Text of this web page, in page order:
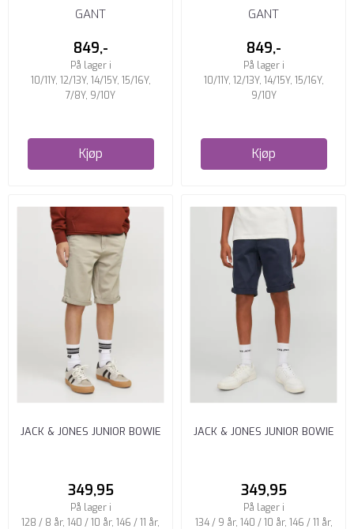
SKY BLUE
GANT
849,-
På lager i
10/11Y, 12/13Y, 14/15Y, 15/16Y,
7/8Y, 9/10Y
Kjøp
EVENING BLUE
GANT
849,-
På lager i
10/11Y, 12/13Y, 14/15Y, 15/16Y,
9/10Y
Kjøp
JACK & JONES JUNIOR BOWIE
349,95
På lager i
128 / 8 år, 140 / 10 år, 146 / 11 år,
JACK & JONES JUNIOR BOWIE
349,95
På lager i
134 / 9 år, 140 / 10 år, 146 / 11 år,